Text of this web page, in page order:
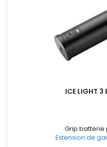
ICE LIGHT 3
Grip batterie
Extension de